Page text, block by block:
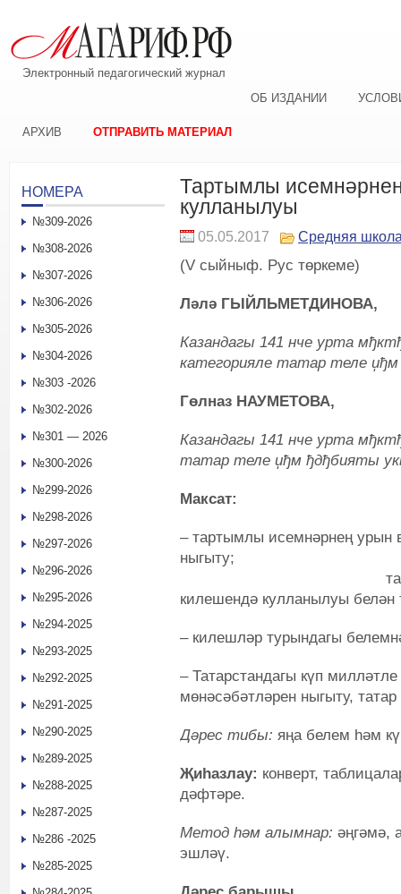
Электронный педагогический журнал
ОБ ИЗДАНИИ
АРХИВ ОТПРАВИТЬ МАТЕРИАЛ
Тартымлы
кулланылуы
05.05.2017 Средняя
(V сыйныф. Рус төркеме)
Ләлә ГЫЙЛЬМЕТДИНОВА,
Казандагы 141 нче урта
категорияле татар теле
Гөлназ НАУМЕТОВА,
Казандагы 141 нче урта
татар теле џђм ђдђбияты
Максат:
– тартымлы исемнәрнең урын
тартымлы
килешендә кулланылуы белән
– килешләр турындагы
– Татарстандагы күп
мөнәсәбәтләрен ныгыту,
Дәрес тибы: яңа белем һәм
Җиһазлау: конверт,
дәфтәре.
Метод һәм алымнар: әңгәмә,
эшләү.
НОМЕРА
№309-2026
№308-2026
№307-2026
№306-2026
№305-2026
№304-2026
№303 -2026
№302-2026
№301 — 2026
№300-2026
№299-2026
№298-2026
№297-2026
№296-2026
№295-2026
№294-2025
№293-2025
№292-2025
№291-2025
№290-2025
№289-2025
№288-2025
№287-2025
№286 -2025
№285-2025